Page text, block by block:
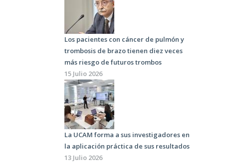
Los pacientes con cáncer de pulmón y
trombosis de brazo tienen diez veces
más riesgo de futuros trombos
15 Julio 2026
La UCAM forma a sus investigadores en
la aplicación práctica de sus resultados
13 Julio 2026